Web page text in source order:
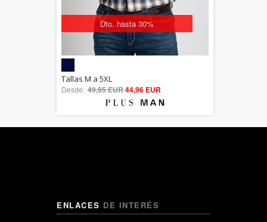
Dto. hasta 30%
out of 5
Tallas M a 5XL
Desde: 49,95 EUR44,96 EUR
ENLACES DE INTERÉS